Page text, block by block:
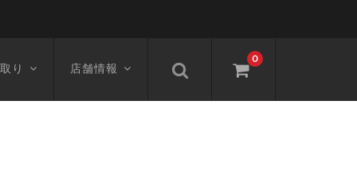
0
り 店舗情報